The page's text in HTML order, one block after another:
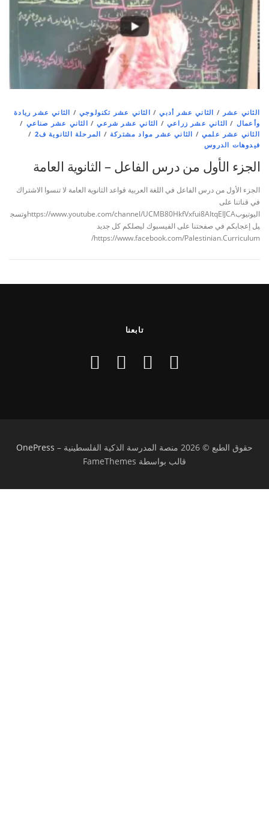
الثاني عشر / الثاني عشر أدبي/ الثاني عشر تكنولوجي / الثاني عشر ريادة
وأعمال / الثاني عشر زراعي / الثاني عشر شرعي/ الثاني عشر صناعي /
الثاني عشر علمي / الثاني عشر مواد مشتركة / المرحلة الثانوية ف2
/
فيدوهات الدروس
الجزء الأول من درس الفاعل – الثانوية العامة
الجزء الأول من درس الفاعل في اللغة العربية قواعد الثانوية العامة لا تنسوا الاشتراك
في قناتنا على
اليوتيوبhttps://www.youtube.com/channel/UCMB80HkfVxfui8AItqEIJCAوتسج
يل إعجابكم في صفحتنا على الفيسبوك ليصلكم كل جديد
https://www.facebook.com/Palestinian.Curriculum/
تابعنا
حقوق الطبع © 2026 منصة المدرسة الذكية الفلسطينية –
OnePress
قالب بواسطة FameThemes